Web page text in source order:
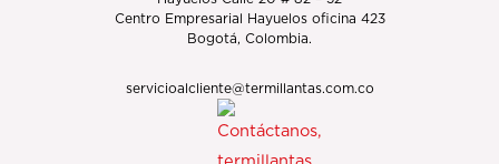
Centro Empresarial Hayuelos oficina 423
Bogotá, Colombia.
servicioalcliente@termillantas.com.co